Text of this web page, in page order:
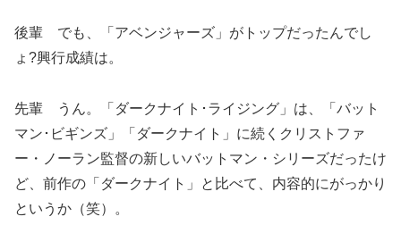
後輩 でも、「アベンジャーズ」がトップだったんでし
ょ?興行成績は。
先輩 うん。「ダークナイト･ライジング」は、「バット
マン･ビギンズ」「ダークナイト」に続くクリストファ
ー・ノーラン監督の新しいバットマン・シリーズだったけ
ど、前作の「ダークナイト」と比べて、内容的にがっかり
というか（笑）。